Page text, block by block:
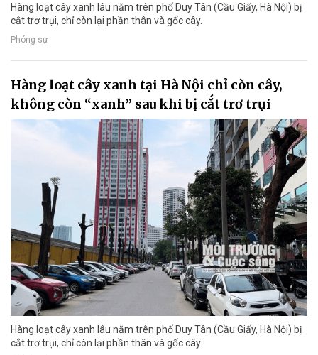
Hàng loạt cây xanh lâu năm trên phố Duy Tân (Cầu Giấy, Hà Nội) bị
cắt trơ trụi, chỉ còn lại phần thân và gốc cây.
Phóng sự
Hàng loạt cây xanh tại Hà Nội chỉ còn cây,
không còn “xanh” sau khi bị cắt trơ trụi
Hàng loạt cây xanh lâu năm trên phố Duy Tân (Cầu Giấy, Hà Nội) bị
cắt trơ trụi, chỉ còn lại phần thân và gốc cây.